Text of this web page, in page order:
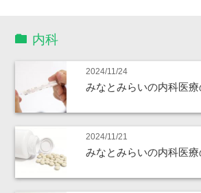
内科
2024/11/24
みなとみらいの内科医
2024/11/21
みなとみらいの内科医